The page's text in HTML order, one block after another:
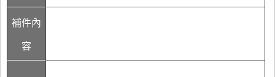
補件內
容